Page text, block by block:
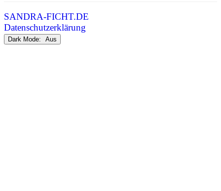
SANDRA-FICHT.DE
Datenschutzerklärung
Dark Mode: